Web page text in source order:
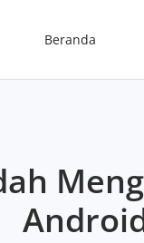
Beranda